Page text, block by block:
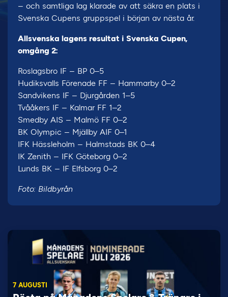
– och samtliga lag klarade av att säkra en plats i
Svenska Cupens gruppspel i början av nästa år.
Allsvenska lagens resultat i Svenska Cupen,
omgång 2:
Roslagsbro IF – BP 0–5
Hudiksvalls Förenade FF – Hammarby 0–2
Sandvikens IF – Djurgården 1–5
Tvååkers IF – Kalmar FF 1–2
Smedby AIS – Malmö FF 0–2
BK Olympic – Mjällby AIF 0–1
IFK Hässleholm – Halmstads BK 0–4
IK Zenith – IFK Göteborg 0–2
Lunds BK – IF Elfsborg 0–2
Foto: Bildbyrån
7 AUGUSTI